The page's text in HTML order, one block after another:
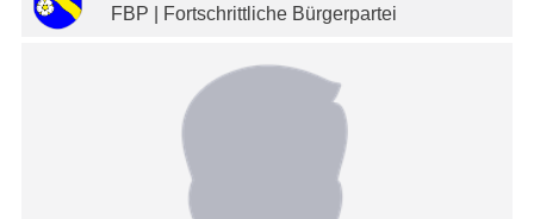
FBP | Fortschrittliche Bürgerpartei